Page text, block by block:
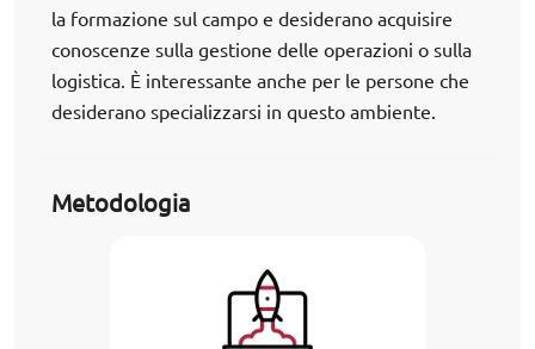
la formazione sul campo e desiderano acquisire
conoscenze sulla gestione delle operazioni o sulla
logistica. È interessante anche per le persone che
desiderano specializzarsi in questo ambiente.
Metodologia